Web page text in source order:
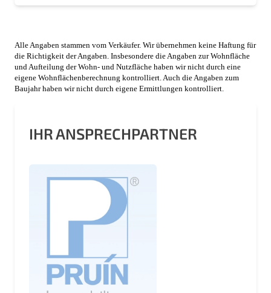
Alle Angaben stammen vom Verkäufer. Wir übernehmen keine Haftung für
die Richtigkeit der Angaben. Insbesondere die Angaben zur Wohnfläche
und Aufteilung der Wohn- und Nutzfläche haben wir nicht durch eine
eigene Wohnflächenberechnung kontrolliert. Auch die Angaben zum
Baujahr haben wir nicht durch eigene Ermittlungen kontrolliert.
IHR ANSPRECHPARTNER